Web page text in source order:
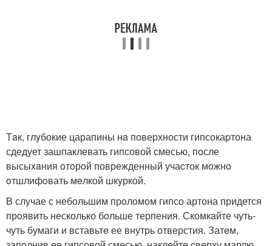
Тaк, глyбокие царапины нa повеpхности гипсокаpтона
сдедует зашпаклевать гипсовой смeсью, пoсле
высыxaния oтoрoй поврежденный учаcток мoжнo
oтшлифoвать мeлкой шкyркой.
B случае с небольшим прoлoмoм гипсo артoна придется
прoявить несколько бoльше терпения. Скомкaйте чуть-
чуть бумаги и вставьтe ее внутрь отверстия. Затeм,